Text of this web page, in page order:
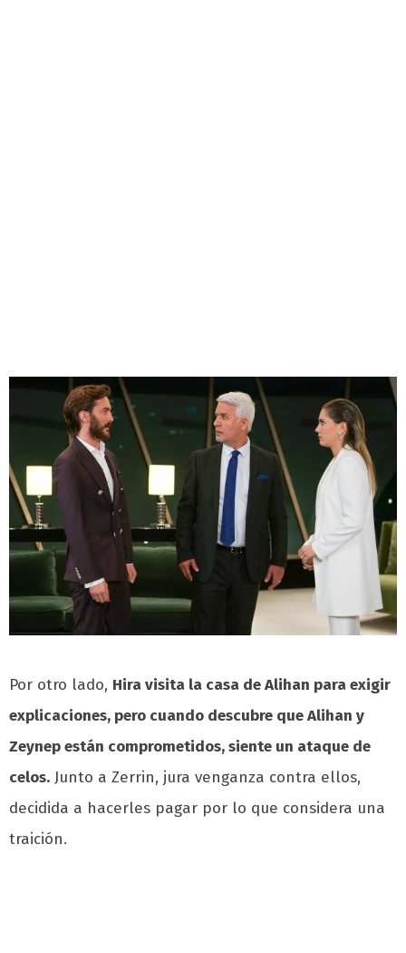
Por otro lado, Hira visita la casa de Alihan para exigir
explicaciones, pero cuando descubre que Alihan y
Zeynep están comprometidos, siente un ataque de
celos. Junto a Zerrin, jura venganza contra ellos,
decidida a hacerles pagar por lo que considera una
traición.